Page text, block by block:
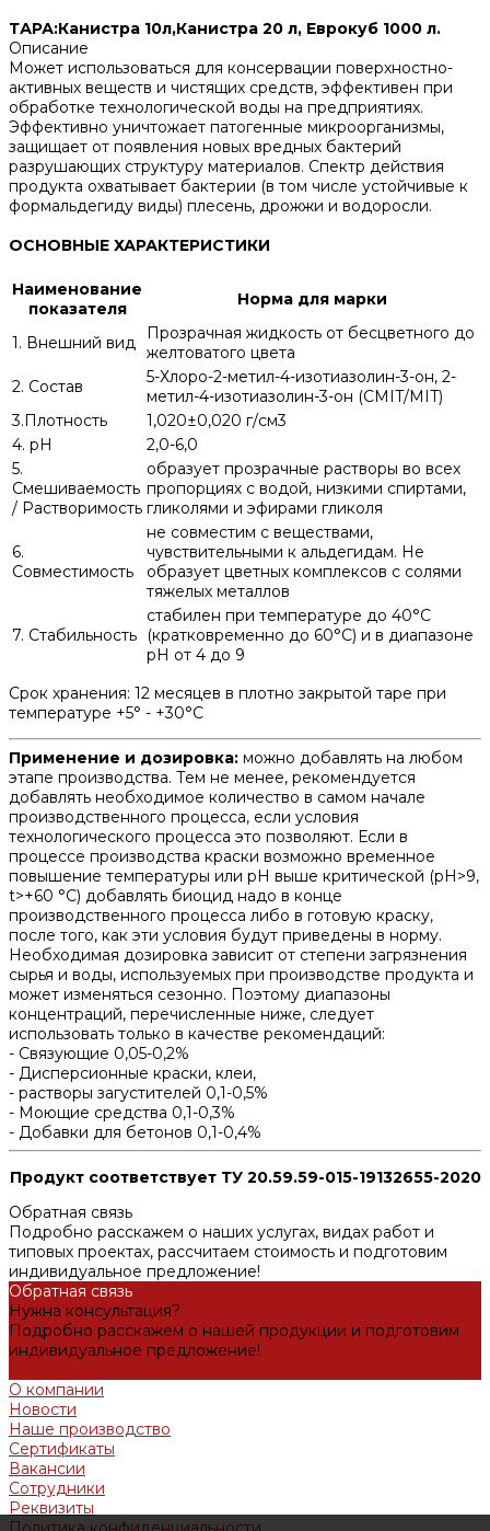
ТАРА:Канистра 10л,Канистра 20 л, Еврокуб 1000 л.
Описание
Может использоваться для консервации поверхностно-
активных веществ и чистящих средств, эффективен при
обработке технологической воды на предприятиях.
Эффективно уничтожает патогенные микроорганизмы,
защищает от появления новых вредных бактерий
разрушающих структуру материалов. Спектр действия
продукта охватывает бактерии (в том числе устойчивые к
формальдегиду виды) плесень, дрожжи и водоросли.
ОСНОВНЫЕ ХАРАКТЕРИСТИКИ
Наименование
показателя
Норма для марки
1. Внешний вид
Прозрачная жидкость от бесцветного до
желтоватого цвета
2. Состав
5-Хлоро-2-метил-4-изотиазолин-3-он, 2-
метил-4-изотиазолин-3-он (CMIT/MIT)
3.Плотность
1,020±0,020 г/см3
4. рН
2,0-6,0
5.
Смешиваемость
/ Растворимость
образует прозрачные растворы во всех
пропорциях с водой, низкими спиртами,
гликолями и эфирами гликоля
6.
Совместимость
не совместим с веществами,
чувствительными к альдегидам. Не
образует цветных комплексов с солями
тяжелых металлов
7. Стабильность
стабилен при температуре до 40°C
(кратковременно до 60°C) и в диапазоне
рН от 4 до 9
Срок хранения: 12 месяцев в плотно закрытой таре при
температуре +5° - +30°С
Применение и дозировка: можно добавлять на любом
этапе производства. Тем не менее, рекомендуется
добавлять необходимое количество в самом начале
производственного процесса, если условия
технологического процесса это позволяют. Если в
процессе производства краски возможно временное
повышение температуры или рН выше критической (рН>9,
t>+60 °С) добавлять биоцид надо в конце
производственного процесса либо в готовую краску,
после того, как эти условия будут приведены в норму.
Необходимая дозировка зависит от степени загрязнения
сырья и воды, используемых при производстве продукта и
может изменяться сезонно. Поэтому диапазоны
концентраций, перечисленные ниже, следует
использовать только в качестве рекомендаций:
- Связующие 0,05-0,2%
- Дисперсионные краски, клеи,
- растворы загустителей 0,1-0,5%
- Моющие средства 0,1-0,3%
- Добавки для бетонов 0,1-0,4%
Продукт соответствует ТУ 20.59.59-015-19132655-2020
Обратная связь
Подробно расскажем о наших услугах, видах работ и
типовых проектах, рассчитаем стоимость и подготовим
индивидуальное предложение!
Обратная связь
Нужна консультация?
Подробно расскажем о нашей продукции и подготовим
индивидуальное предложение!
О компании
Новости
Наше производство
Сертификаты
Вакансии
Сотрудники
Реквизиты